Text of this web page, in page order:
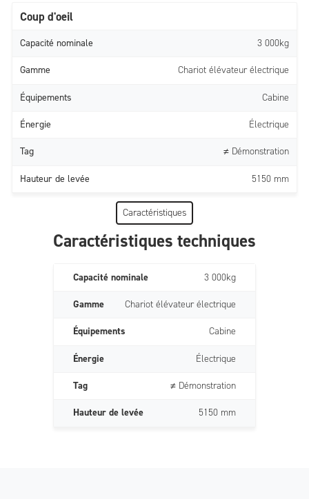
Caractéristiques
Coup d'oeil
Capacité nominale 3 000kg
Gamme Chariot élévateur électrique
Équipements Cabine
Énergie Électrique
Tag ≠ Démonstration
Hauteur de levée 5150 mm
Caractéristiques techniques
Capacité nominale 3 000kg
Gamme Chariot élévateur électrique
Équipements Cabine
Énergie Électrique
Tag ≠ Démonstration
Hauteur de levée 5150 mm